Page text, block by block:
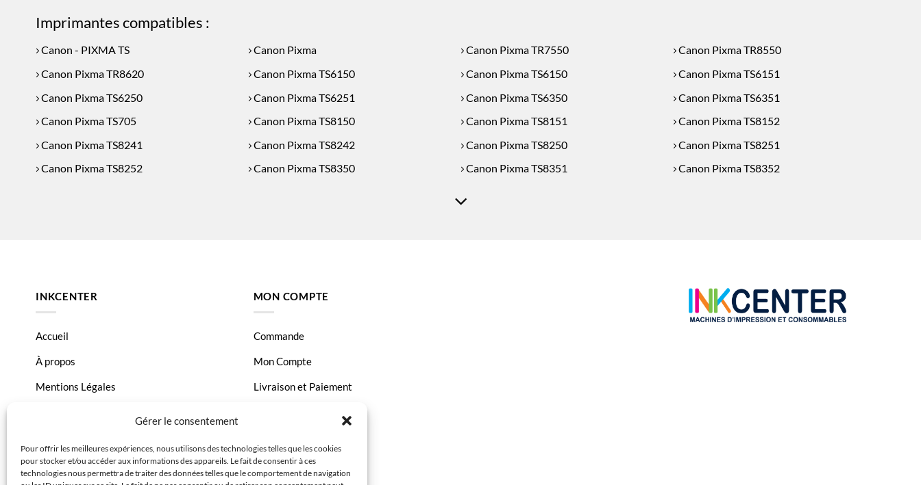
Gérer le consentement
Pour offrir les meilleures expériences, nous utilisons des technologies telles que les cookies
pour stocker et/ou accéder aux informations des appareils. Le fait de consentir à ces
technologies nous permettra de traiter des données telles que le comportement de navigation
Imprimantes compatibles :
Canon - PIXMA TS Canon Pixma Canon Pixma TR7550
Canon Pixma TR8550
Canon Pixma TR8620
Canon Pixma TS6150 Canon Pixma TS6150
Canon Pixma TS6151
Canon Pixma TS6250
Canon Pixma TS6251 Canon Pixma TS6350
Canon Pixma TS6351
Canon Pixma TS705
Canon Pixma TS8150 Canon Pixma TS8151
Canon Pixma TS8152
Canon Pixma TS8241
Canon Pixma TS8242 Canon Pixma TS8250
Canon Pixma TS8251
Canon Pixma TS8252
Canon Pixma TS8350 Canon Pixma TS8351
Canon Pixma TS8352
INKCENTER
Accueil
À propos
Mentions Légales
Politique de confidentialité
MON COMPTE
Commande
Mon Compte
Livraison et Paiement